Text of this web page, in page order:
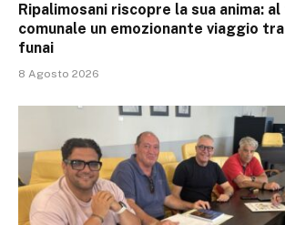
Ripalimosani riscopre la sua anima:
comunale un emozionante viaggio
funai
8 Agosto 2026